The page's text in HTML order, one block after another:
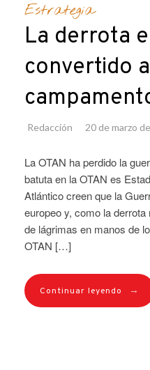
Estrategia
La derrota
convertido
Redacción 20 de marzo
La OTAN ha perdido la
batuta en la OTAN es
Atlántico creen que la
europeo y, como la
de lágrimas en manos de
OTAN […]
Continuar leyendo →